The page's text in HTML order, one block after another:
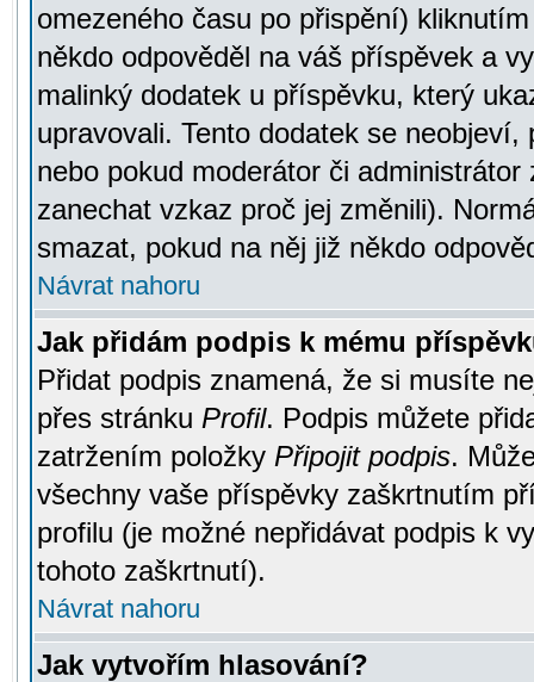
omezeného času po přispění)
někdo odpověděl na váš příspěvek a
malinký dodatek u příspěvku, který
upravovali. Tento dodatek se
nebo pokud moderátor či
zanechat vzkaz proč jej změnili).
smazat, pokud na něj již někdo
Návrat nahoru
Jak přidám podpis k mému
Přidat podpis znamená, že si musíte
přes stránku Profil. Podpis můžete
zatržením položky Připojit podpis.
všechny vaše příspěvky zaškrtnutím
profilu (je možné nepřidávat podpis k
tohoto zaškrtnutí).
Návrat nahoru
Jak vytvořím hlasování?